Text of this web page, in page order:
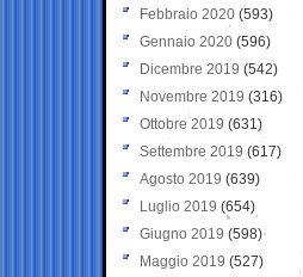
Febbraio 2020 (593)
Gennaio 2020 (596)
Dicembre 2019 (542)
Novembre 2019 (316)
Ottobre 2019 (631)
Settembre 2019 (617)
Agosto 2019 (639)
Luglio 2019 (654)
Giugno 2019 (598)
Maggio 2019 (527)